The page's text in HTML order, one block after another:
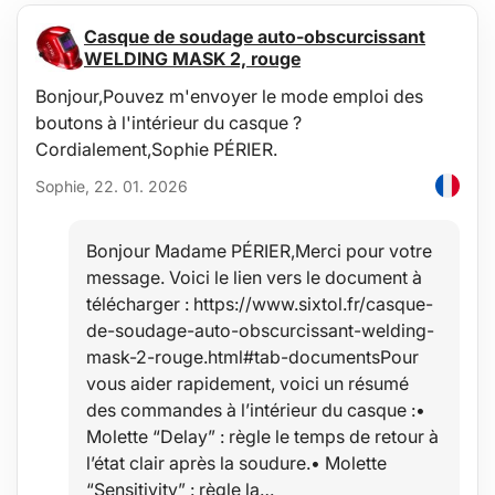
Poids : 110 gCasque de soudage auto-obscurcissant
WELDING MASK 2, rouge
Bonjour,Pouvez m'envoyer le mode emploi des
boutons à l'intérieur du casque ?
Cordialement,Sophie PÉRIER.
Sophie, 22. 01. 2026
Bonjour Madame PÉRIER,Merci pour votre
message. Voici le lien vers le document à
télécharger : https://www.sixtol.fr/casque-
de-soudage-auto-obscurcissant-welding-
mask-2-rouge.html#tab-documentsPour
vous aider rapidement, voici un résumé
des commandes à l’intérieur du casque :•
Molette “Delay” : règle le temps de retour à
l’état clair après la soudure.• Molette
“Sensitivity” : règle la…